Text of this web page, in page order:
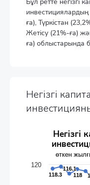
ға), Түркістан
Жетісу (21%-ға)
ға) облыстарында
Негізгі
Негізгі
Line chart with 17
өткен жылғы
The chart has 1 X
The chart has 1 Y
Негізгі
өткен
118.3
118.3
116.1
116.1
118
118
120